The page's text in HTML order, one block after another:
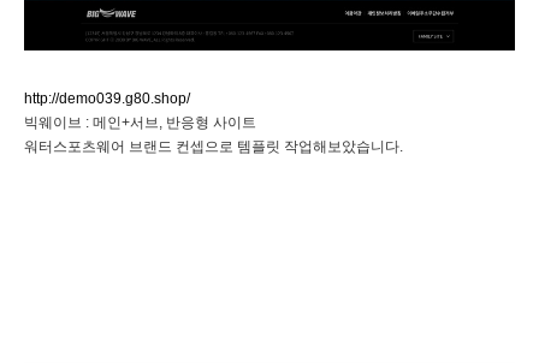
http://demo039.g80.shop/
빅웨이브 : 메인+서브, 반응형 사이트
워터스포츠웨어 브랜드 컨셉으로 템플릿 작업해보았습니다.